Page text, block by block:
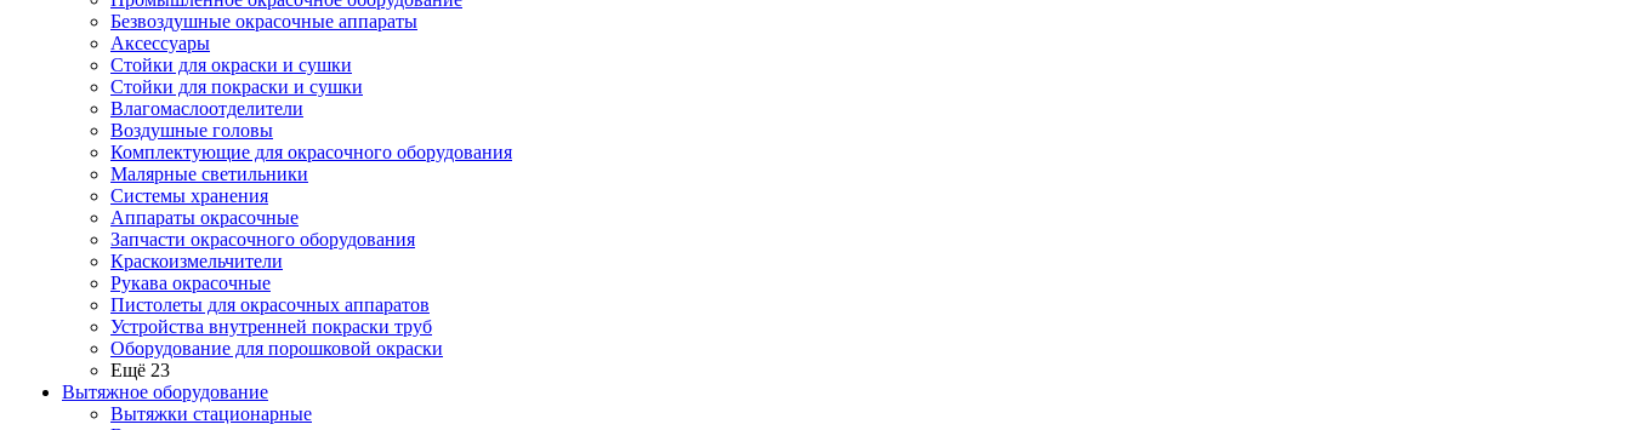
Безвоздушные окрасочные аппараты
Аксессуары
Стойки для окраски и сушки
Стойки для покраски и сушки
Влагомаслоотделители
Воздушные головы
Комплектующие для окрасочного оборудования
Малярные светильники
Системы хранения
Аппараты окрасочные
Запчасти окрасочного оборудования
Краскоизмельчители
Рукава окрасочные
Пистолеты для окрасочных аппаратов
Устройства внутренней покраски труб
Оборудование для порошковой окраски
Ещё 23
Вытяжное оборудование
Вытяжки стационарные